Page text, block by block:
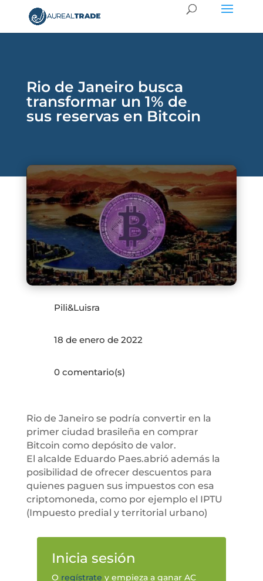
Rio de Janeiro busca
transformar un 1% de
sus reservas en Bitcoin
Pili&Luisra
18 de enero de 2022
0 comentario(s)
Rio de Janeiro se podría convertir en la
primer ciudad brasileña en comprar
Bitcoin como depósito de valor.
El alcalde Eduardo Paes.abrió además la
posibilidad de ofrecer descuentos para
quienes paguen sus impuestos con esa
criptomoneda, como por ejemplo el IPTU
(Impuesto predial y territorial urbano)
Inicia sesión
O regístrate y empieza a ganar AC